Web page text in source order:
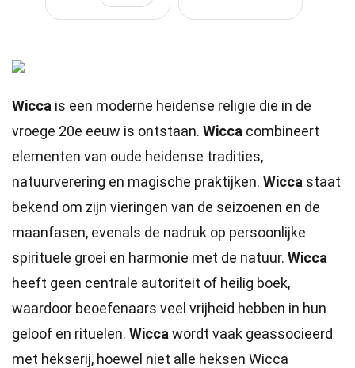
Wicca is een moderne heidense religie die in de
vroege 20e eeuw is ontstaan. Wicca combineert
elementen van oude heidense tradities,
natuurverering en magische praktijken. Wicca staat
bekend om zijn vieringen van de seizoenen en de
maanfasen, evenals de nadruk op persoonlijke
spirituele groei en harmonie met de natuur. Wicca
heeft geen centrale autoriteit of heilig boek,
waardoor beoefenaars veel vrijheid hebben in hun
geloof en rituelen. Wicca wordt vaak geassocieerd
met hekserij, hoewel niet alle heksen Wicca